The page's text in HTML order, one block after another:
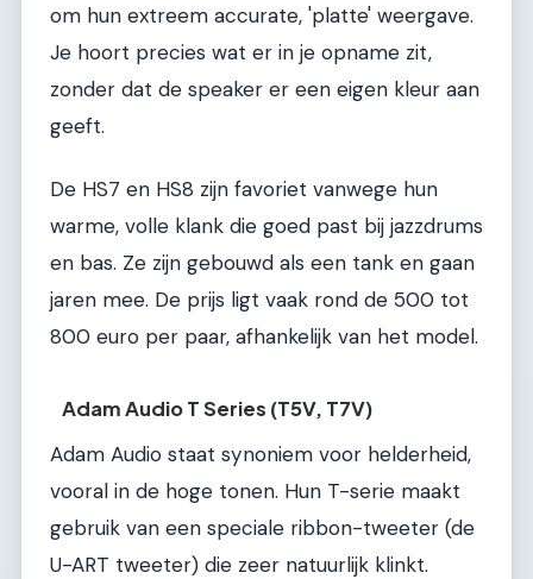
om hun extreem accurate, 'platte' weergave.
Je hoort precies wat er in je opname zit,
zonder dat de speaker er een eigen kleur aan
geeft.
De HS7 en HS8 zijn favoriet vanwege hun
warme, volle klank die goed past bij jazzdrums
en bas. Ze zijn gebouwd als een tank en gaan
jaren mee. De prijs ligt vaak rond de 500 tot
800 euro per paar, afhankelijk van het model.
Adam Audio T Series (T5V, T7V)
Adam Audio staat synoniem voor helderheid,
vooral in de hoge tonen. Hun T-serie maakt
gebruik van een speciale ribbon-tweeter (de
U-ART tweeter) die zeer natuurlijk klinkt.